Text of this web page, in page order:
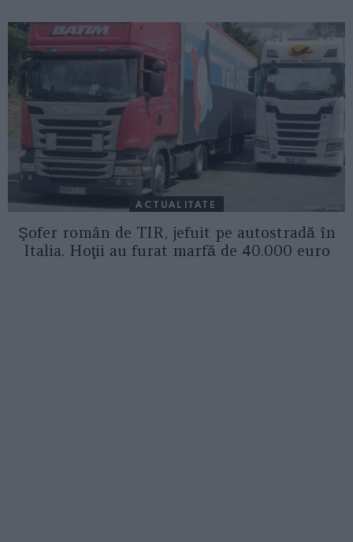
ACTUALITATE
Şofer român de TIR, jefuit pe autostradă în
Italia. Hoţii au furat marfă de 40.000 euro